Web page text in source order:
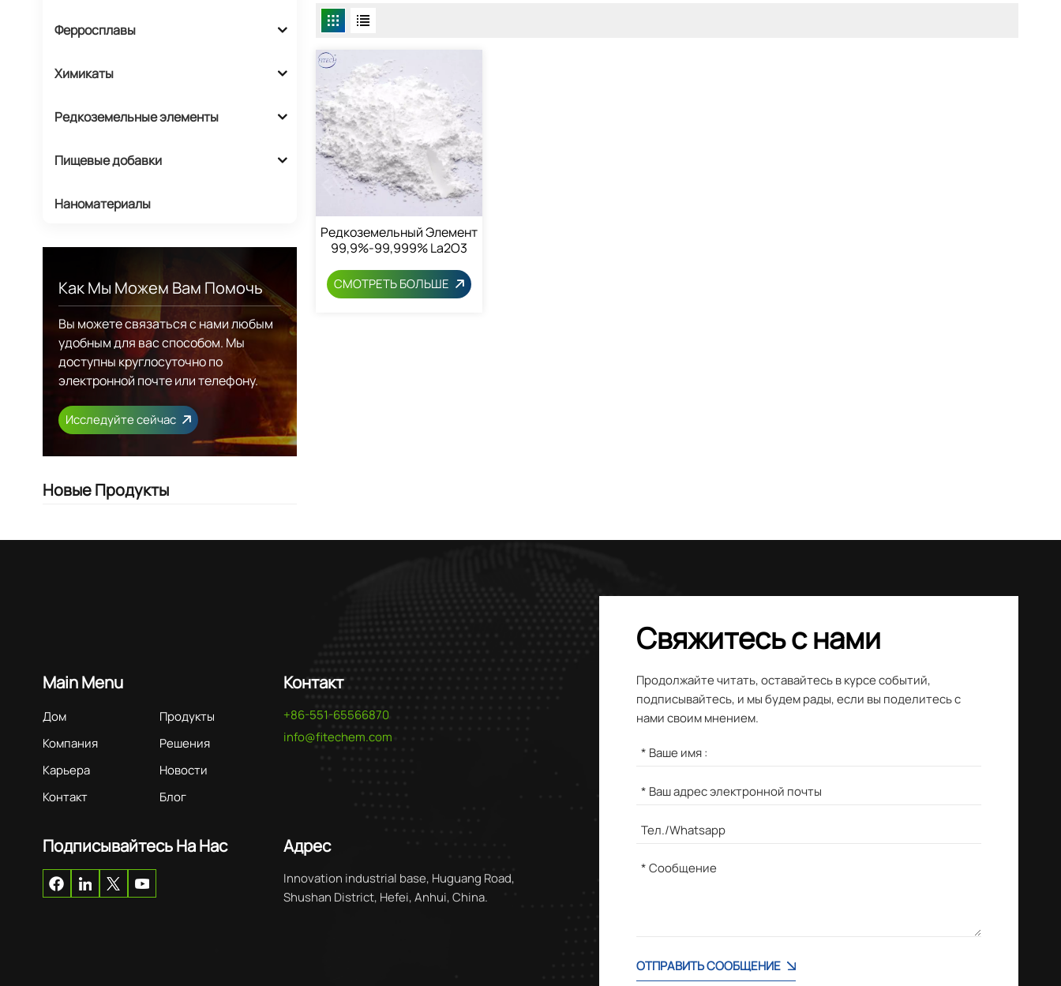
Ферросплавы
Химикаты
Редкоземельные элементы
Пищевые добавки
Наноматериалы
Как Мы Можем Вам Помочь
Вы можете связаться с нами любым
удобным для вас способом. Мы
доступны круглосуточно по
электронной почте или телефону.
Исследуйте сейчас
Новые Продукты
Редкоземельный Элемент
99,9%-99,999% La2O3
СМОТРЕТЬ БОЛЬШЕ
Main Menu
Дом
Продукты
Компания
Решения
Карьера
Новости
Контакт
Блог
Контакт
+86-551-65566870
info@fitechem.com
Подписывайтесь На Нас Адрес
Innovation industrial base, Huguang Road,
Shushan District, Hefei, Anhui, China.
Свяжитесь с нами
Продолжайте читать, оставайтесь в курсе событий,
подписывайтесь, и мы будем рады, если вы поделитесь с
нами своим мнением.
ОТПРАВИТЬ СООБЩЕНИЕ